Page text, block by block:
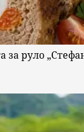
за руло